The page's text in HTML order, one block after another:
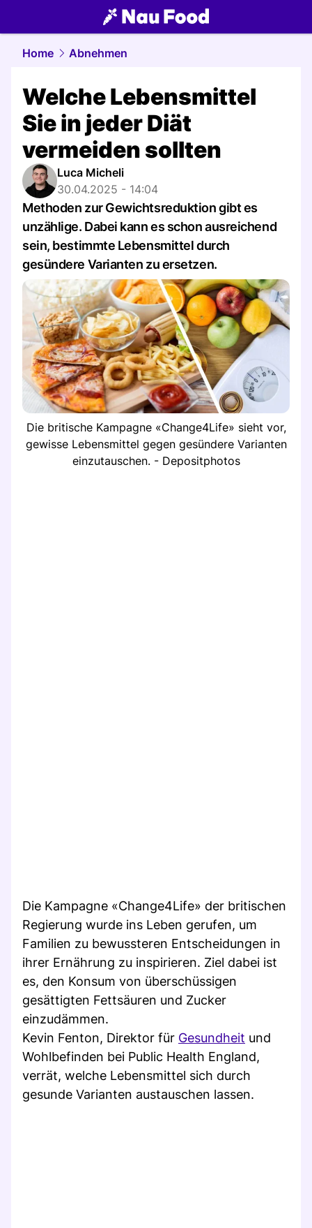
food.NAU.ch
Home Abnehmen
Welche Lebensmittel
Sie in jeder Diät
vermeiden sollten
Luca Micheli
30.04.2025 - 14:04
Methoden zur Gewichtsreduktion gibt es
unzählige. Dabei kann es schon ausreichend
sein, bestimmte Lebensmittel durch
gesündere Varianten zu ersetzen.
Die britische Kampagne «Change4Life» sieht vor,
gewisse Lebensmittel gegen gesündere Varianten
einzutauschen. - Depositphotos
Die Kampagne «Change4Life» der britischen
Regierung wurde ins Leben gerufen, um
Familien zu bewussteren Entscheidungen in
ihrer Ernährung zu inspirieren. Ziel dabei ist
es, den Konsum von überschüssigen
gesättigten Fettsäuren und Zucker
einzudämmen.
Kevin Fenton, Direktor für Gesundheit und
Wohlbefinden bei Public Health England,
verrät, welche Lebensmittel sich durch
gesunde Varianten austauschen lassen.